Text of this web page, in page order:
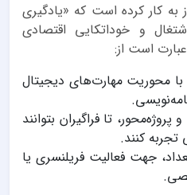
به کار کرده است که «یادگیری
و خوداتکایی اقتصادی
است از:
محوریت مهارت‌های دیجیتال
تا فراگیران بتوانند
کنند.
جهت فعالیت فریلنسری یا